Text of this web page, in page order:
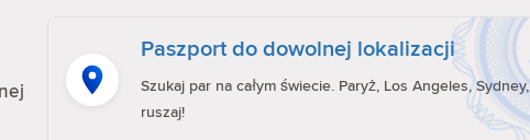
Paszport do dowolnej lokalizacji
Szukaj par na całym świecie. Paryż, Los Angeles, Sydney,
ruszaj!